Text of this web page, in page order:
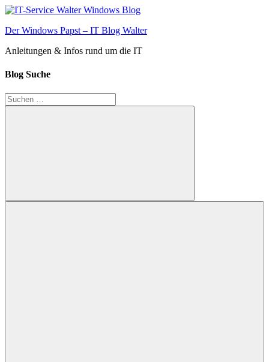
Zum
springen
Der Windows Papst – IT Blog Walter
Anleitungen & Infos rund um die IT
Blog Suche
Suchen
nach:
Suchen